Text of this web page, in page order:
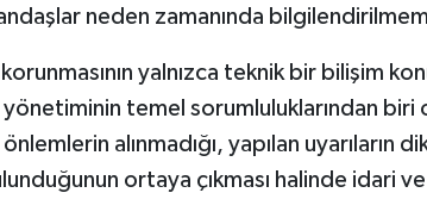
neden zamanında
yalnızca teknik bir bilişim
temel sorumluluklarından biri
alınmadığı, yapılan uyarıların
ortaya çıkması halinde idari